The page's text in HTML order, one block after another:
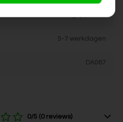
5-7 werkdagen
DA067
0/5 (0 reviews)